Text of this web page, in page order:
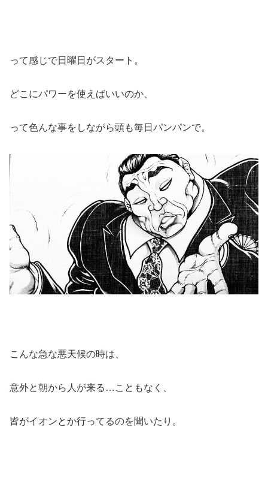
って感じで日曜日がスタート。
どこにパワーを使えばいいのか、
って色んな事をしながら頭も毎日パンパンで。
こんな急な悪天候の時は、
意外と朝から人が来る…こともなく、
皆がイオンとか行ってるのを聞いたり。